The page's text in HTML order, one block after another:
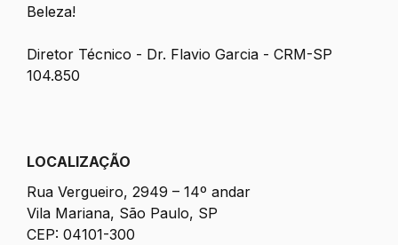
Beleza!
Diretor Técnico - Dr. Flavio Garcia - CRM-SP
104.850
LOCALIZAÇÃO
Rua Vergueiro, 2949 – 14º andar
Vila Mariana, São Paulo, SP
CEP: 04101-300